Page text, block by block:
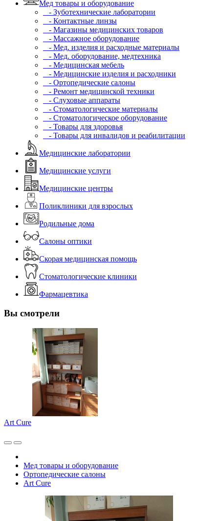
Мед товары и оборудование
- Зуботехнические лаборатории
- Контактные линзы
- Магазины медицинских товаров
- Массажное оборудование
- Мед. изделия и расходные материалы
- Мед. оборудование, медтехника
- Медицинская мебель
- Медицинские изделия и расходники
- Ортопедические салоны
- Ремонт медицинской техники
- Слуховые аппараты
- Стоматологические материалы
- Стоматологическое оборудование
- Товары для здоровья
- Товары для инвалидов и реабилитации
Медицинские лаборатории
Медицинские услуги
Медицинские центры
Поликлиники для взрослых
Родильные дома
Салоны оптики
Скорая медицинская помощь
Стоматологические клиники
Фармацевтика
Вы смотрели
Art Cure
Мед товары и оборудование
Ортопедические салоны
Art Cure